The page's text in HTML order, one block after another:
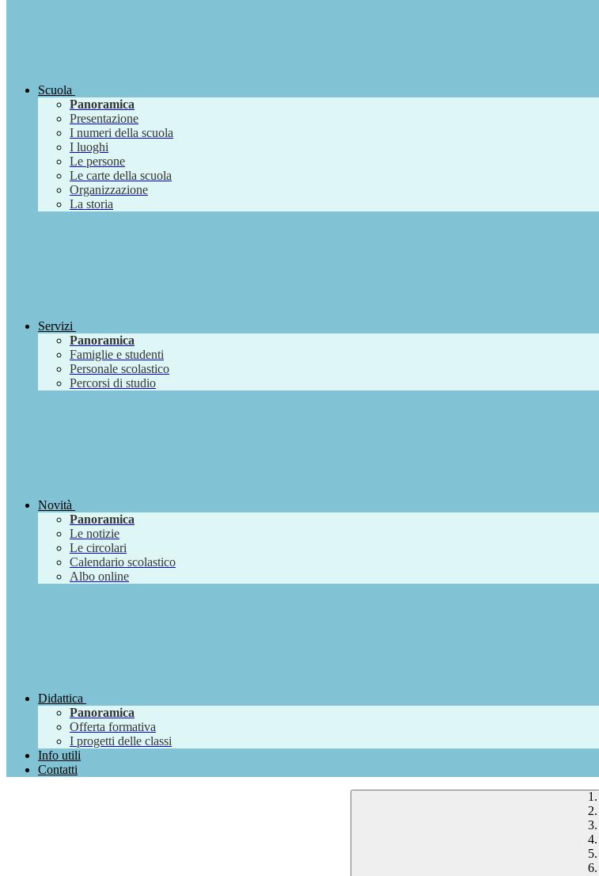
Scuola
Panoramica
Presentazione
I numeri della scuola
I luoghi
Le persone
Le carte della scuola
Organizzazione
La storia
Servizi
Panoramica
Famiglie e studenti
Personale scolastico
Percorsi di studio
Novità
Panoramica
Le notizie
Le circolari
Calendario scolastico
Albo online
Didattica
Panoramica
Offerta formativa
I progetti delle classi
Info utili
Contatti